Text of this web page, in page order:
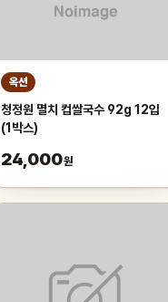
옥션
청정원 멸치 컵쌀국수 92g 12입
(1박스)
24,000원